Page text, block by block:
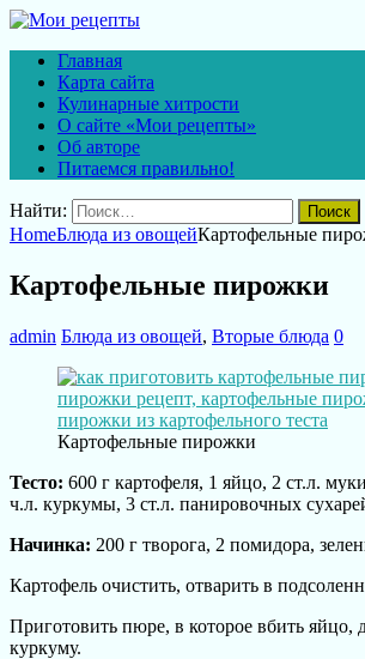
Главная
Карта сайта
Кулинарные хитрости
О сайте «Мои рецепты»
Об авторе
Питаемся правильно!
Найти:
HomeБлюда из овощейКартофельные
Картофельные пирожки
admin Блюда из овощей, Вторые блюда 0
Картофельные пирожки
Тесто: 600 г картофеля, 1 яйцо, 2 ст.л.
ч.л. куркумы, 3 ст.л. панировочных
Начинка: 200 г творога, 2 помидора,
Картофель очистить, отварить в
Приготовить пюре, в которое вбить яйцо,
куркуму.